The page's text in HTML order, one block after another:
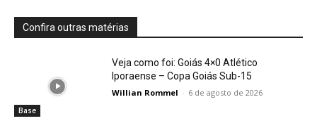
Confira outras matérias
Base
Veja como foi: Goiás 4×0 Atlético
Iporaense – Copa Goiás Sub-15
Willian Rommel - 6 de agosto de 2026